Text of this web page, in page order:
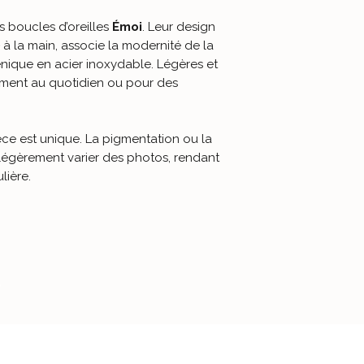
boucles d’oreilles Émoi. Leur design
la main, associe la modernité de la
en acier inoxydable. Légères et
au quotidien ou pour des
est unique. La pigmentation ou la
varier des photos, rendant